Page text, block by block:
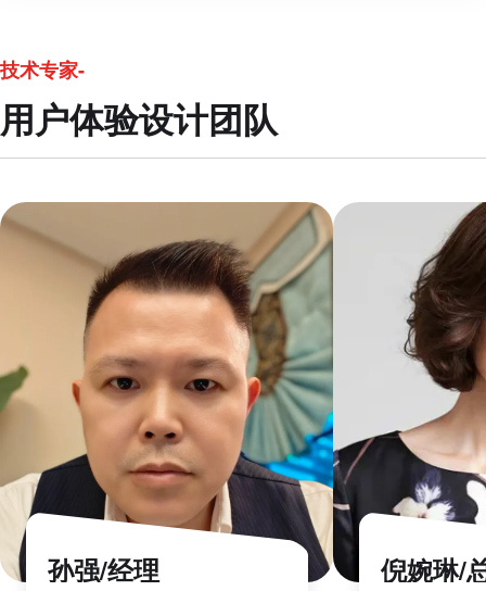
技术专家-
用户体验设计团队
孙强/经理 倪婉琳/